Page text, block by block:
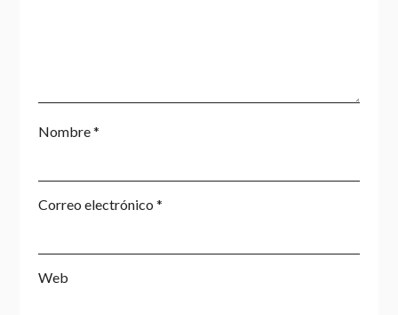
Nombre*
Correo electrónico *
Web